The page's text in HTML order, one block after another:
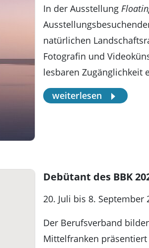
In der Ausstellung
natürlichen
Fotografin und
lesbaren Zugänglichkeit
weiterlesen
Debütant des BBK
20. Juli bis 8. September
Der Berufsverband
Mittelfranken